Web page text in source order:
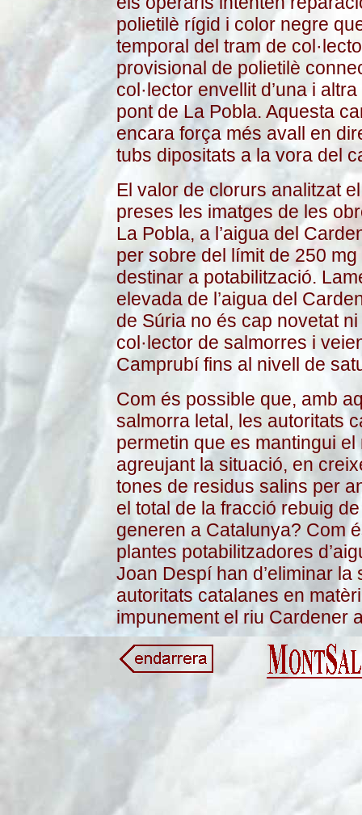
polietilè rígid i color negre
temporal del tram de
provisional de polietilè
col·lector envellit d’una i
pont de La Pobla. Aquesta
encara força més avall en
tubs dipositats a la vora del
El valor de clorurs analitzat
preses les imatges de les
La Pobla, a l’aigua del
per sobre del límit de 250
destinar a potabilització.
elevada de l’aigua del
de Súria no és cap novetat
col·lector de salmorres i
Camprubí fins al nivell de
Com és possible que, amb
salmorra letal, les autoritats
permetin que es mantingui
agreujant la situació, en
tones de residus salins per
el total de la fracció rebuig
generen a Catalunya? Com
plantes potabilitzadores
Joan Despí han d’eliminar
autoritats catalanes en
impunement el riu Cardener